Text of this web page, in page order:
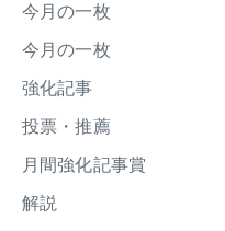
今月の一枚
今月の一枚
強化記事
投票・推薦
月間強化記事賞
解説